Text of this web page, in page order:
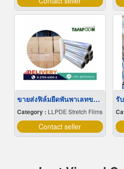
ขายส่งฟิล์มยืดพันพาเลทขนาดพันด้วยมือ Hand wrap
Category : LLPDE Stretch Films
Contact seller
รั